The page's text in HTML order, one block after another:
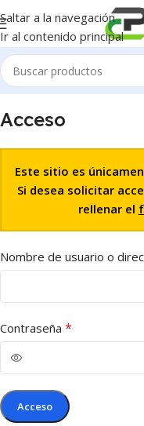
Saltar a la navegación
Ir al contenido principal
Acceso
Este sitio es
Si desea solicitar
rellenar el
Nombre de usuario o
Contraseña *
Acceso